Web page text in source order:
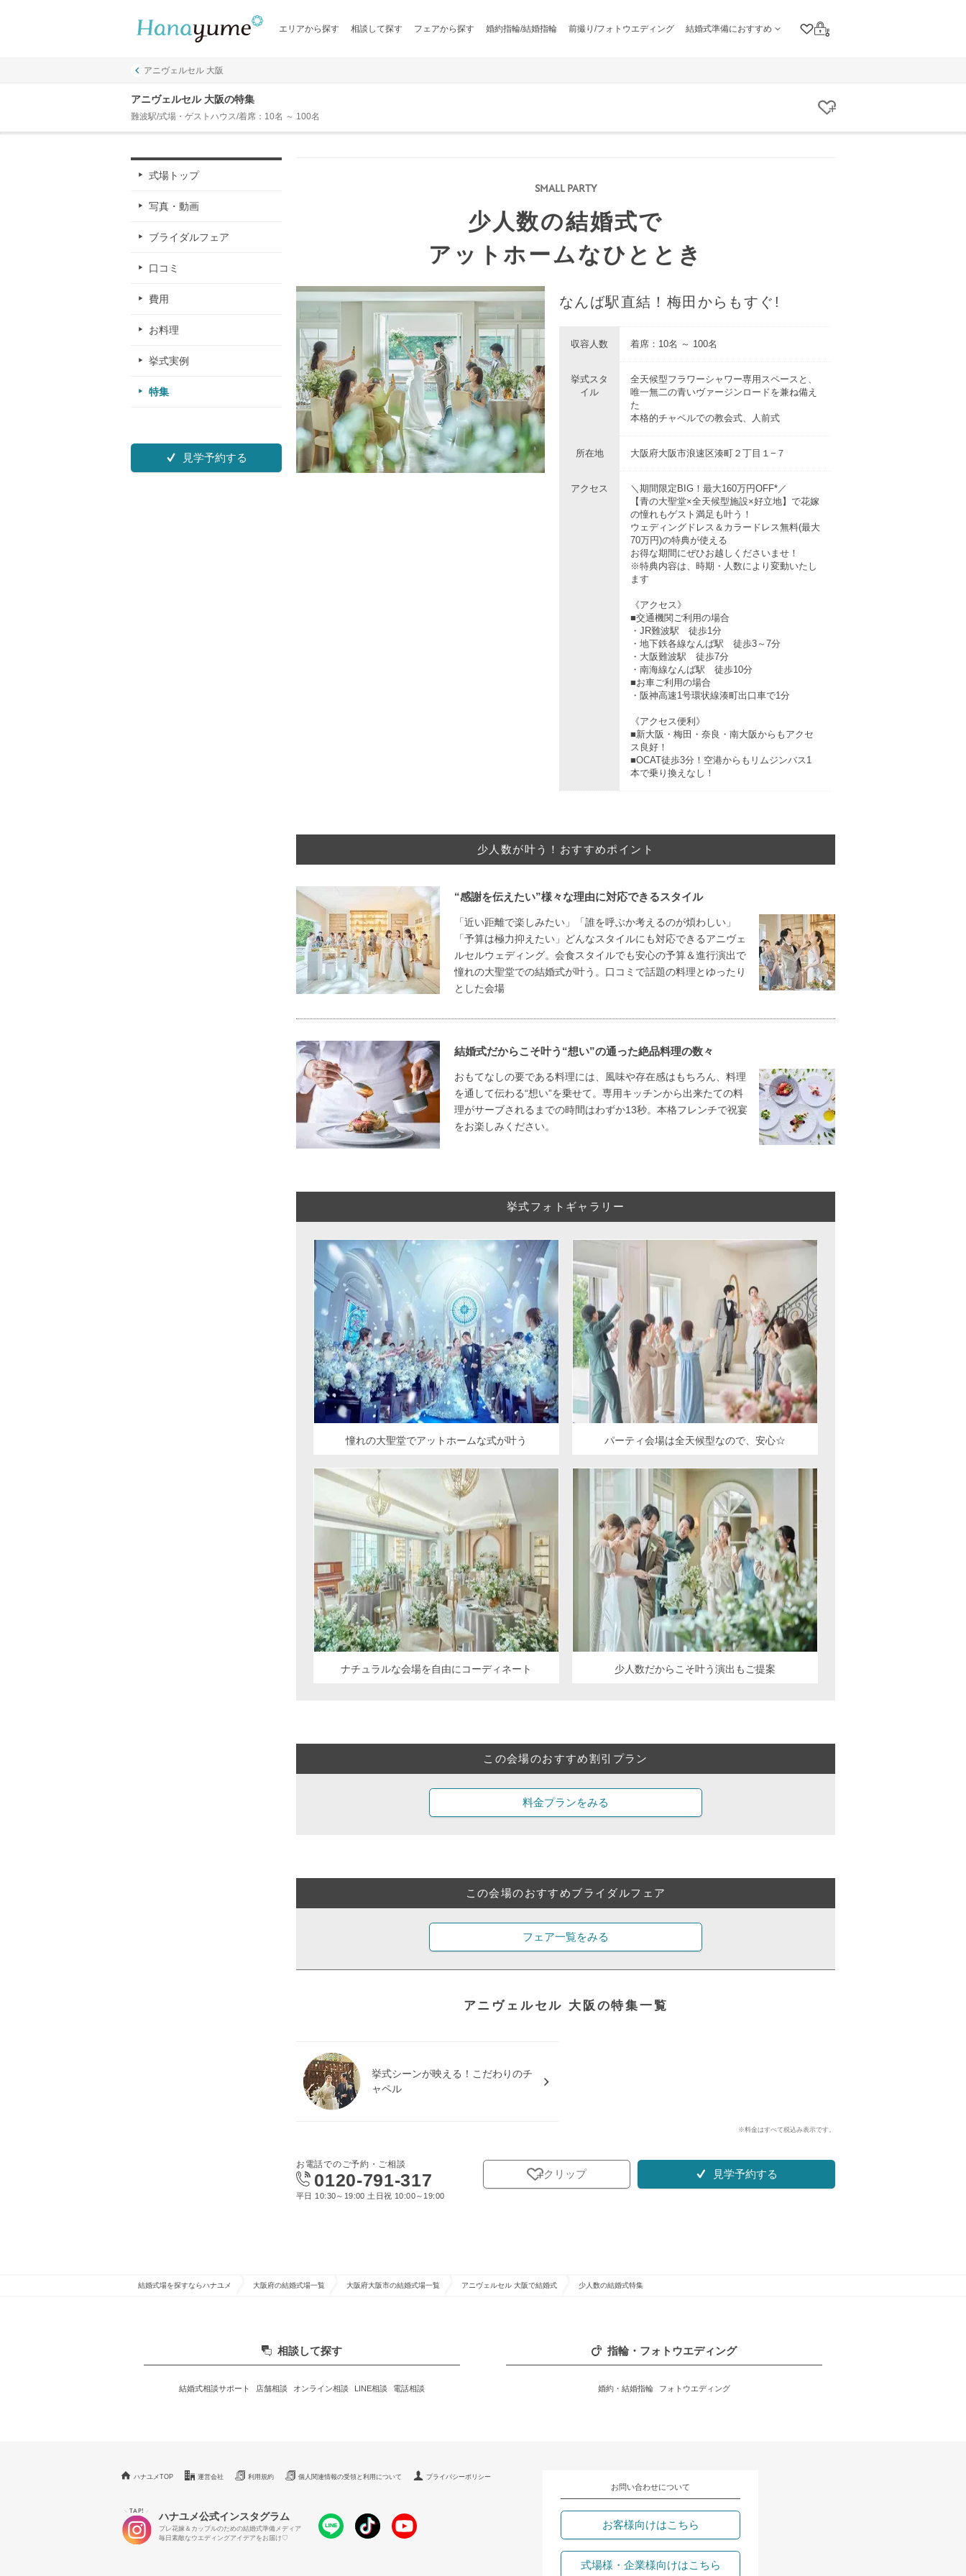
エリアから探す 相談して探す フェアから探す 婚約指輪/結婚指輪 前撮り/フォトウエディング 結婚式準備におすすめ
クリップリスト
ログイン
アニヴェルセル 大阪
アニヴェルセル 大阪の特集
難波駅/式場・ゲストハウス/着席：10名 ～ 100名 クリップする
式場トップ
写真・動画
ブライダルフェア
口コミ
費用
お料理
挙式実例
特集
見学予約する
少人数の結婚式で
アットホームなひととき
なんば駅直結！梅田からもすぐ!
収容人数 着席：10名 ～ 100名
挙式スタ
イル
全天候型フラワーシャワー専用スペースと、
唯一無二の青いヴァージンロードを兼ね備え
た
本格的チャペルでの教会式、人前式
所在地 大阪府大阪市浪速区湊町２丁目１−７
アクセス
＼期間限定BIG！最大160万円OFF*／
【青の大聖堂×全天候型施設×好立地】で花嫁
の憧れもゲスト満足も叶う！
ウェディングドレス＆カラードレス無料(最大
70万円)の特典が使える
お得な期間にぜひお越しくださいませ！
※特典内容は、時期・人数により変動いたし
ます
《アクセス》
■交通機関ご利用の場合
・JR難波駅 徒歩1分
・地下鉄各線なんば駅 徒歩3～7分
・大阪難波駅 徒歩7分
・南海線なんば駅 徒歩10分
■お車ご利用の場合
・阪神高速1号環状線湊町出口車で1分
《アクセス便利》
■新大阪・梅田・奈良・南大阪からもアクセ
ス良好！
■OCAT徒歩3分！空港からもリムジンバス1
本で乗り換えなし！
少人数が叶う！おすすめポイント
“感謝を伝えたい”様々な理由に対応できるスタイル
「近い距離で楽しみたい」「誰を呼ぶか考えるのが煩わしい」
「予算は極力抑えたい」どんなスタイルにも対応できるアニヴェ
ルセルウェディング。会食スタイルでも安心の予算＆進行演出で
憧れの大聖堂での結婚式が叶う。口コミで話題の料理とゆったり
とした会場
結婚式だからこそ叶う“想い”の通った絶品料理の数々
おもてなしの要である料理には、風味や存在感はもちろん、料理
を通して伝わる“想い”を乗せて。専用キッチンから出来たての料
理がサーブされるまでの時間はわずか13秒。本格フレンチで祝宴
をお楽しみください。
挙式フォトギャラリー
憧れの大聖堂でアットホームな式が叶う パーティ会場は全天候型なので、安心☆
ナチュラルな会場を自由にコーディネート 少人数だからこそ叶う演出もご提案
この会場のおすすめ割引プラン
料金プランをみる
この会場のおすすめブライダルフェア
フェア一覧をみる
アニヴェルセル 大阪の特集一覧
挙式シーンが映える！こだわりのチ
ャペル
※料金はすべて税込み表示です。
お電話でのご予約・ご相談
0120-791-317
平日 10:30～19:00 土日祝 10:00～19:00
クリップ 見学予約する
結婚式場を探すならハナユメ 大阪府の結婚式場一覧 大阪府大阪市の結婚式場一覧 アニヴェルセル 大阪で結婚式 少人数の結婚式特集
相談して探す
結婚式相談サポート 店舗相談 オンライン相談 LINE相談 電話相談
指輪・フォトウエディング
婚約・結婚指輪 フォトウエディング
ハナユメTOP 運営会社 利用規約 個人関連情報の受領と利用について プライバシーポリシー
＼ TAP! ／ ハナユメ公式インスタグラム
プレ花嫁＆カップルのための結婚式準備メディア
毎日素敵なウエディングアイデアをお届け♡
お問い合わせについて
お客様向けはこちら
式場様・企業様向けはこちら